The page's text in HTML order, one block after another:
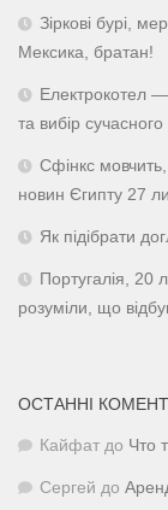
Зіркові бурі,
Мексика, братан!
Електрокотел
та вибір
Сфінкс
новин Єгипту 27
Як підібрати
Португалія, 20
розуміли, що
ОСТАННІ
Кайфат до Что
Сергей до